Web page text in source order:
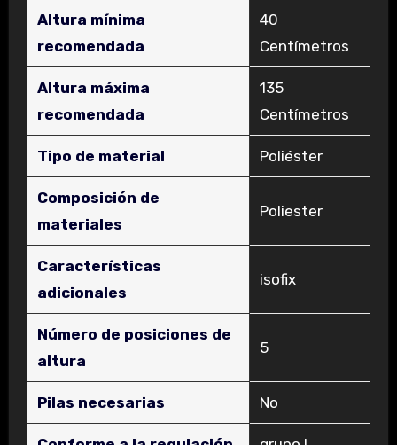
Altura mínima
recomendada
‎40
Centímetros
Altura máxima
recomendada
‎135
Centímetros
Tipo de material ‎Poliéster
Composición de
materiales
‎Poliester
Características
adicionales
‎isofix
Número de posiciones de
altura
‎5
Pilas necesarias ‎No